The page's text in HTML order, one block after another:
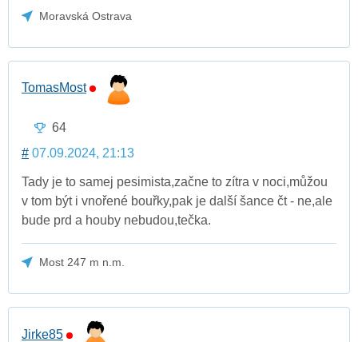
Moravská Ostrava
TomasMost
64
# 07.09.2024, 21:13
Tady je to samej pesimista,začne to zítra v noci,můžou
v tom být i vnořené bouřky,pak je další šance čt - ne,ale
bude prd a houby nebudou,tečka.
Most 247 m n.m.
Jirke85